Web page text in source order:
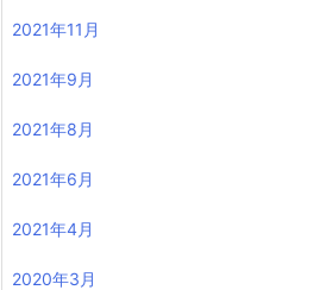
2021年11月
2021年9月
2021年8月
2021年6月
2021年4月
2020年3月